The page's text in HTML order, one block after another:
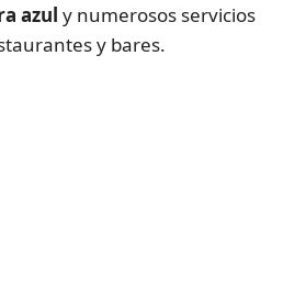
azul y numerosos servicios
y bares.